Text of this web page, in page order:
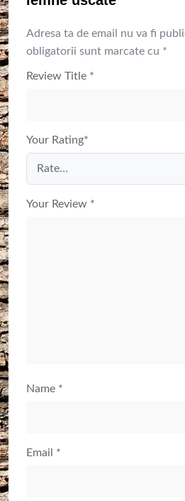
Adresa ta de email nu va fi
obligatorii sunt marcate cu *
Review Title *
Your Rating*
Your Review *
Name *
Email *